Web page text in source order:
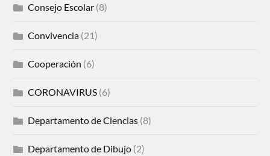
Consejo Escolar (8)
Convivencia (21)
Cooperación (6)
CORONAVIRUS (6)
Departamento de Ciencias (8)
Departamento de Dibujo (2)